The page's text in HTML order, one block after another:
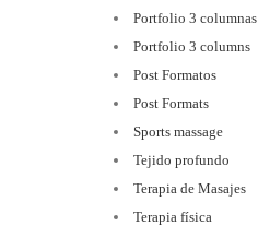
Portfolio 3 columnas
Portfolio 3 columns
Post Formatos
Post Formats
Sports massage
Tejido profundo
Terapia de Masajes
Terapia física